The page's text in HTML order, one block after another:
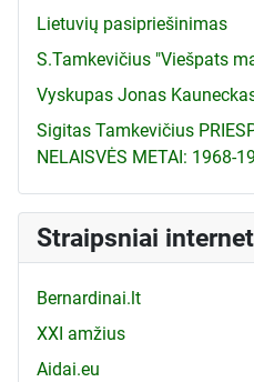
Lietuvių pasipriešinimas
S.Tamkevičius "Viešpats
Vyskupas Jonas
Sigitas Tamkevičius
NELAISVĖS METAI: 1968-
Straipsniai
Bernardinai.lt
XXI amžius
Aidai.eu